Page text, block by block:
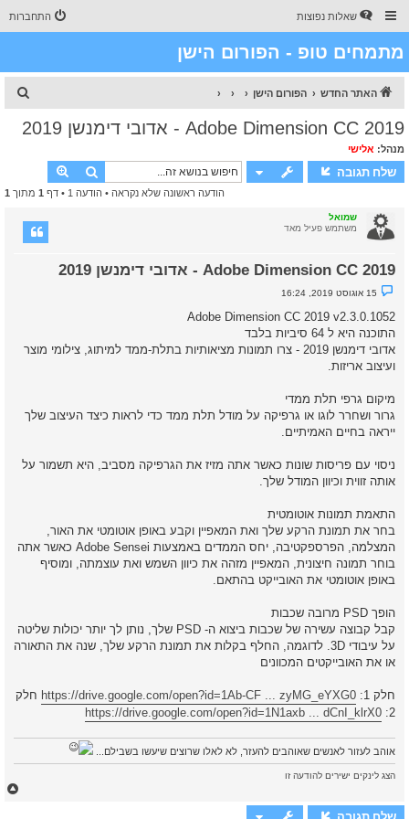
שאלות נפוצות התחברות
מתמחים טופ - הפורום הישן
האתר החדש הפורום הישן
Adobe Dimension CC 2019 - אדובי דימנשן 2019
מנהל: אלישי
שלח תגובה חיפוש
הודעה ראשונה שלא נקראה • הודעה 1 • דף 1 מתוך 1
שמואל
משתמש פעיל מאד
Adobe Dimension CC 2019 - אדובי דימנשן 2019
ש
א
ש
א
נ
א
15 אוגוסט 2019, 16:24
Adobe Dimension CC 2019 v2.3.0.1052
התוכנה היא ל 64 סיביות בלבד
אדובי דימנשן 2019 - צרו תמונות מציאותיות בתלת-ממד למיתוג, צילומי מוצר
ועיצוב אריזות.
מיקום גרפי תלת ממדי
גרור ושחרר לוגו או גרפיקה על מודל תלת ממד כדי לראות כיצד העיצוב שלך
ייראה בחיים האמיתיים.
ניסוי עם פריסות שונות כאשר אתה מזיז את הגרפיקה מסביב, היא תשמור על
אותה זווית וכיוון המודל שלך.
התאמת תמונות אוטומטית
בחר את תמונת הרקע שלך ואת המאפיין וקבע באופן אוטומטי את האור,
המצלמה, הפרספקטיבה, יחס הממדים באמצעות Adobe Sensei כאשר אתה
בוחר תמונה חיצונית, המאפיין מזהה את כיוון השמש ואת עוצמתה, ומוסיף
באופן אוטומטי את האובייקט בהתאם.
הופך PSD מרובה שכבות
קבל קבוצה עשירה של שכבות ביצוא ה- PSD שלך, נותן לך יותר יכולות שליטה
על עיבודי 3D. לדוגמה, החלף בקלות את תמונת הרקע שלך, שנה את התאורה
או את האובייקטים המכוונים
חלק 1: https://drive.google.com/open?id=1Ab-CF ... zyMG_eYXG0 חלק
2:
https://drive.google.com/open?id=1N1axb ... dCnI_klrX0
אוהב לעזור לאנשים שאוהבים להעזר, לא לאלו שרוצים שיעשו בשבילם...
הצג לינקים ישירים להודעה זו